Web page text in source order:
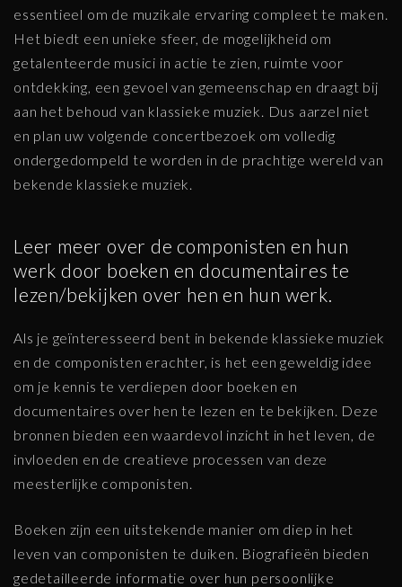
essentieel om de muzikale ervaring compleet te maken.
Het biedt een unieke sfeer, de mogelijkheid om
getalenteerde musici in actie te zien, ruimte voor
ontdekking, een gevoel van gemeenschap en draagt bij
aan het behoud van klassieke muziek. Dus aarzel niet
en plan uw volgende concertbezoek om volledig
ondergedompeld te worden in de prachtige wereld van
bekende klassieke muziek.
Leer meer over de componisten en hun
werk door boeken en documentaires te
lezen/bekijken over hen en hun werk.
Als je geïnteresseerd bent in bekende klassieke muziek
en de componisten erachter, is het een geweldig idee
om je kennis te verdiepen door boeken en
documentaires over hen te lezen en te bekijken. Deze
bronnen bieden een waardevol inzicht in het leven, de
invloeden en de creatieve processen van deze
meesterlijke componisten.
Boeken zijn een uitstekende manier om diep in het
leven van componisten te duiken. Biografieën bieden
gedetailleerde informatie over hun persoonlijke